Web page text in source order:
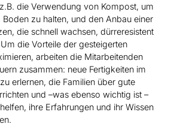
die Verwendung von Kompost, um
Boden zu halten, und den Anbau einer
die schnell wachsen, dürreresistent
die Vorteile der gesteigerten
arbeiten die Mitarbeitenden
zusammen: neue Fertigkeiten im
erlernen, die Familien über gute
und –was ebenso wichtig ist –
ihre Erfahrungen und ihr Wissen